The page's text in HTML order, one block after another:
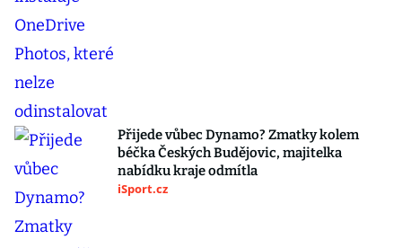
Přijede vůbec Dynamo? Zmatky kolem
béčka Českých Budějovic, majitelka
nabídku kraje odmítla
iSport.cz